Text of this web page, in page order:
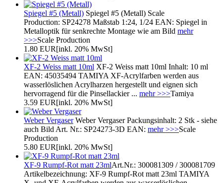
Spiegel #5 (Metall) Spiegel #5 (Metall) Scale
Production: SP24278 Maßstab 1:24, 1/24 EAN: Spiegel in
Metalloptik für senkrechte Montage wie am Bild mehr
>>>Scale Production
1.80 EUR[inkl. 20% MwSt]
XF-2 Weiss matt 10ml XF-2 Weiss matt 10ml Inhalt: 10 ml
EAN: 45035494 TAMIYA XF-Acrylfarben werden aus
wasserlöslichen Acrylharzen hergestellt und eignen sich
hervorragend für die Pinsellackier ... mehr >>>Tamiya
3.59 EUR[inkl. 20% MwSt]
Weber VergaserWeber Vergaser Packungsinhalt: 2 Stk - siehe
auch Bild Art. Nr.: SP24273-3D EAN: mehr >>>Scale
Production
5.80 EUR[inkl. 20% MwSt]
XF-9 Rumpf-Rot matt 23mlArt.Nr.: 300081309 / 300081709
Artikelbezeichnung: XF-9 Rumpf-Rot matt 23ml TAMIYA